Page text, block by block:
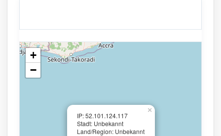
IP: 52.101.124.117
Stadt: Unbekannt
Land/Region: Unbekannt
×
+
−